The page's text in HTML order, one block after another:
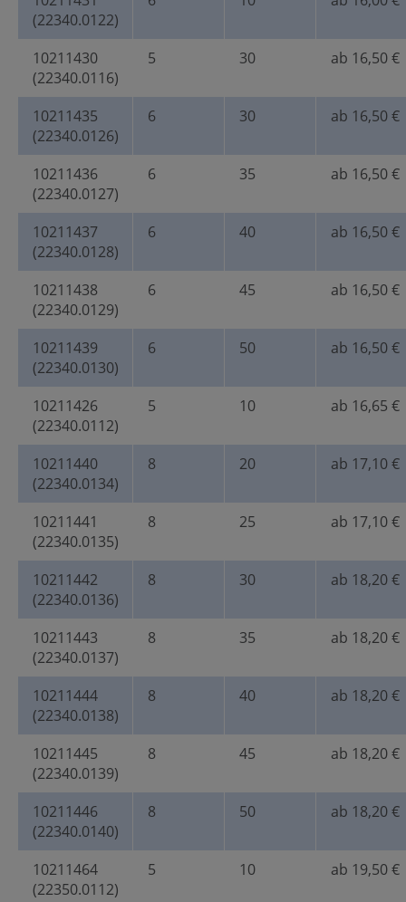
(22340.0122)
10211430
(22340.0116)
5 30 ab 16,50 €
10211435
(22340.0126)
6 30 ab 16,50 €
10211436
(22340.0127)
6 35 ab 16,50 €
10211437
(22340.0128)
6 40 ab 16,50 €
10211438
(22340.0129)
6 45 ab 16,50 €
10211439
(22340.0130)
6 50 ab 16,50 €
10211426
(22340.0112)
5 10 ab 16,65 €
10211440
(22340.0134)
8 20 ab 17,10 €
10211441
(22340.0135)
8 25 ab 17,10 €
10211442
(22340.0136)
8 30 ab 18,20 €
10211443
(22340.0137)
8 35 ab 18,20 €
10211444
(22340.0138)
8 40 ab 18,20 €
10211445
(22340.0139)
8 45 ab 18,20 €
10211446
(22340.0140)
8 50 ab 18,20 €
10211464
(22350.0112)
5 10 ab 19,50 €